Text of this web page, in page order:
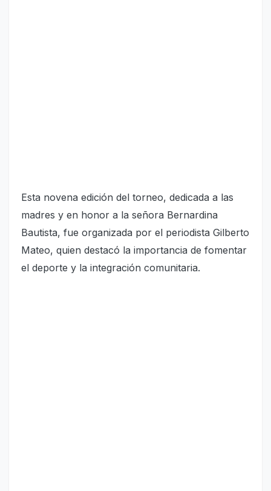
Esta novena edición del torneo, dedicada a las
madres y en honor a la señora Bernardina
Bautista, fue organizada por el periodista Gilberto
Mateo, quien destacó la importancia de fomentar
el deporte y la integración comunitaria.